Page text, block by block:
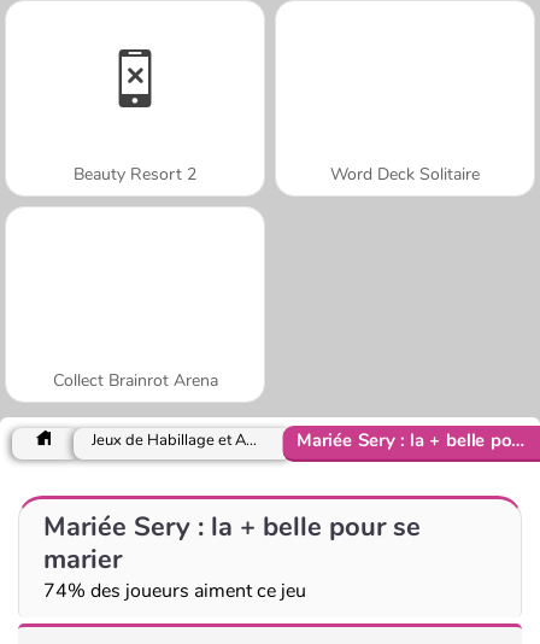
Beauty Resort 2 Word Deck Solitaire
Collect Brainrot Arena
Jeux de Habillage et Accessoires Mariée Sery : la + belle pour se marier
Mariée Sery : la + belle pour se
marier
74% des joueurs aiment ce jeu